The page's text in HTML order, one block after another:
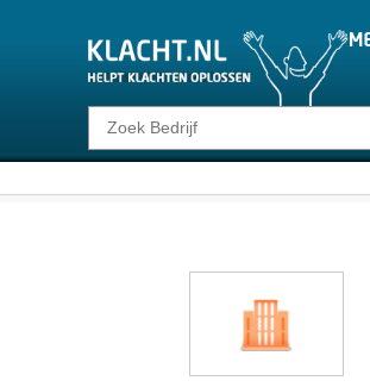
Klacht melden